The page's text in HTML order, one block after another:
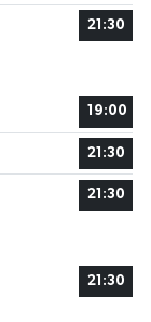
21:30
19:00
21:30
21:30
21:30